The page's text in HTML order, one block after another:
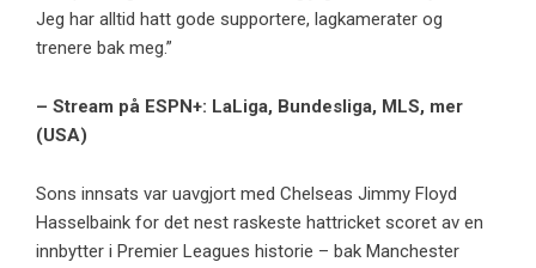
Jeg har alltid hatt gode supportere, lagkamerater og
trenere bak meg.”
– Stream på ESPN+: LaLiga, Bundesliga, MLS, mer
(USA)
Sons innsats var uavgjort med Chelseas Jimmy Floyd
Hasselbaink for det nest raskeste hattricket scoret av en
innbytter i Premier Leagues historie – bak Manchester